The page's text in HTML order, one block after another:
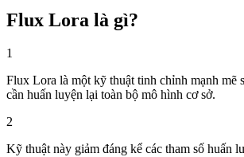
Flux Lora là gì?
1
Flux Lora là một kỹ thuật tinh chỉnh mạnh
cần huấn luyện lại toàn bộ mô hình cơ sở.
2
Kỹ thuật này giảm đáng kể các tham số huấn